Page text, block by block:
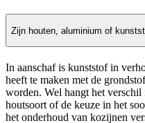
Zijn houten, aluminium of
In aanschaf is kunststof in
heeft te maken met de
worden. Wel hangt het
houtsoort of de keuze in het
het onderhoud van kozijnen